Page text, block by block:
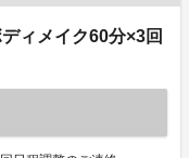
ィメイク60分×3回